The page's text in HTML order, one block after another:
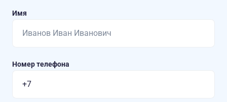
Имя
Номер телефона